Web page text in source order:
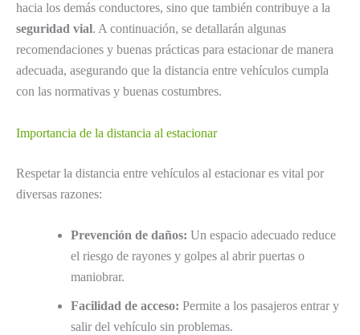
hacia los demás conductores, sino que también contribuye a la
seguridad vial. A continuación, se detallarán algunas
recomendaciones y buenas prácticas para estacionar de manera
adecuada, asegurando que la distancia entre vehículos cumpla
con las normativas y buenas costumbres.
Importancia de la distancia al estacionar
Respetar la distancia entre vehículos al estacionar es vital por
diversas razones:
Prevención de daños: Un espacio adecuado reduce
el riesgo de rayones y golpes al abrir puertas o
maniobrar.
Facilidad de acceso: Permite a los pasajeros entrar y
salir del vehículo sin problemas.